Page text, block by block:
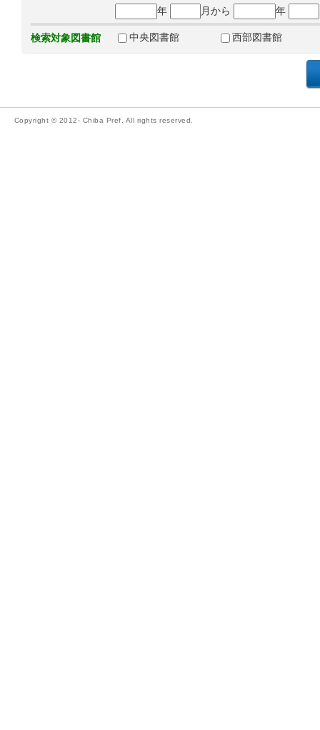
年
月から 年
検索対象図書館 中央図書館 西部図書館
Copyright © 2012- Chiba Pref. All rights reserved.